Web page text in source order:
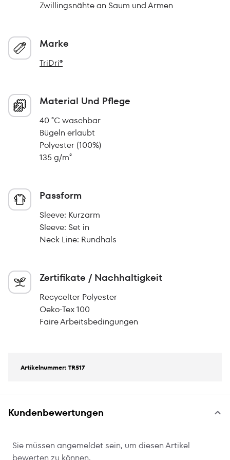
Zwillingsnähte an Saum und Armen
Marke
TriDri®
Material Und Pflege
40 °C waschbar
Bügeln erlaubt
Polyester (100%)
135 g/m²
Passform
Sleeve: Kurzarm
Sleeve: Set in
Neck Line: Rundhals
Zertifikate / Nachhaltigkeit
Recycelter Polyester
Oeko-Tex 100
Faire Arbeitsbedingungen
Artikelnummer: TR517
Kundenbewertungen
Sie müssen angemeldet sein, um diesen Artikel